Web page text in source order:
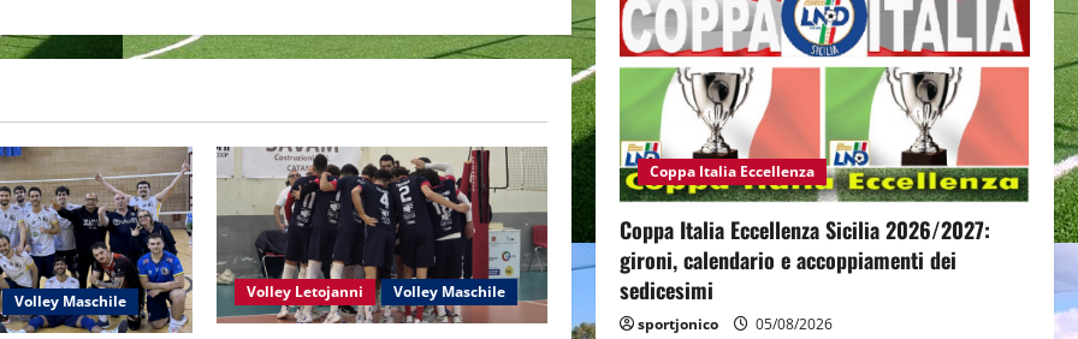
Volley Maschile Volley Letojanni Volley Maschile
Coppa Italia Eccellenza
Coppa Italia Eccellenza Sicilia 2026/2027:
gironi, calendario e accoppiamenti dei
sedicesimi
sportjonico 05/08/2026